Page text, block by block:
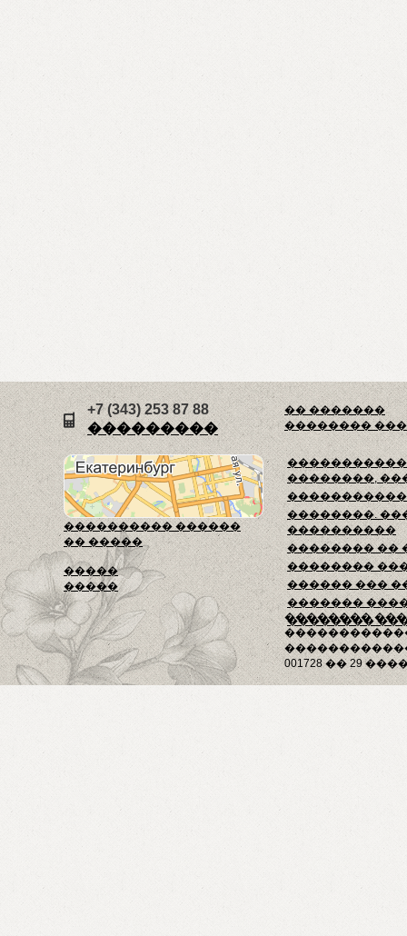
�� �������
��������
��������,
��������.
����������
�������� ��
��������
������ ���
�������
��������
���������� ������
�� �����
�����
�����
��������
001728 �� 29
+7 (343) 253 87 88
���������